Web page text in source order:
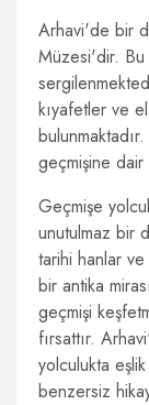
Arhavi'de bir
Müzesi'dir. Bu
kıyafetler ve
geçmişine dair
Geçmişe
unutulmaz bir
tarihi hanlar
bir antika
geçmişi
fırsattır.
yolculukta
benzersiz